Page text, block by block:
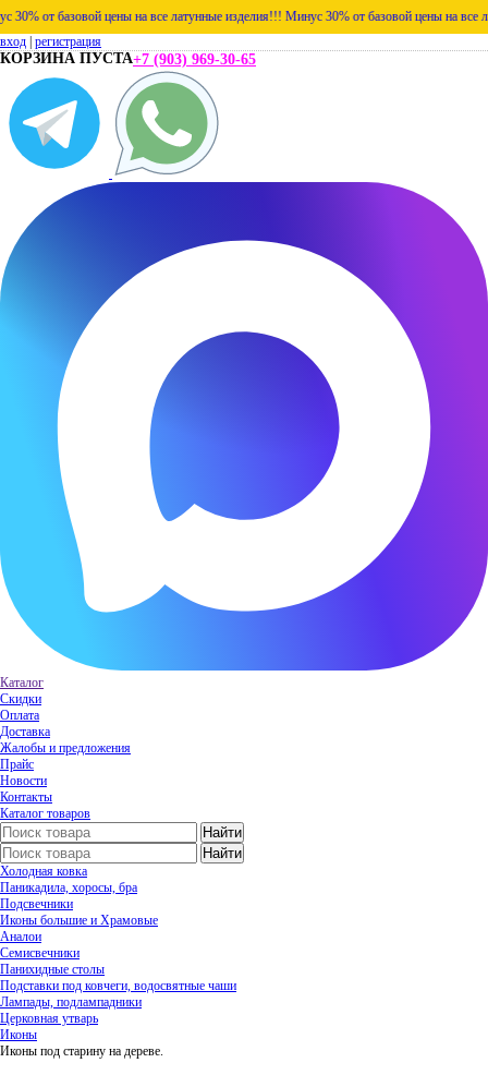
от базовой цены на все латунные изделия!!! Минус 30% от базовой цены на все
вход регистрация
КОРЗИНА ПУСТА+7 (903) 969-30-65
Каталог
Скидки
Оплата
Доставка
Жалобы и предложения
Прайс
Новости
Контакты
Каталог товаров
Холодная ковка
Паникадила, хоросы, бра
Подсвечники
Иконы большие и Храмовые
Аналои
Семисвечники
Панихидные столы
Подставки под ковчеги, водосвятные чаши
Лампады, подлампадники
Церковная утварь
Иконы
Иконы под старину на дереве.